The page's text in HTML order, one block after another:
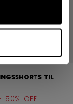
TIL
50% OFF